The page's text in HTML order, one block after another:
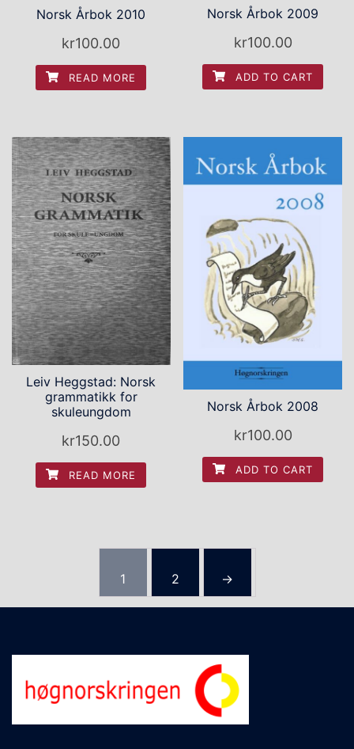
Norsk Årbok 2010
kr100.00
READ MORE
Norsk Årbok 2009
kr100.00
ADD TO CART
Leiv Heggstad: Norsk
grammatikk for
skuleungdom
kr150.00
READ MORE
Norsk Årbok 2008
kr100.00
ADD TO CART
1 2 →